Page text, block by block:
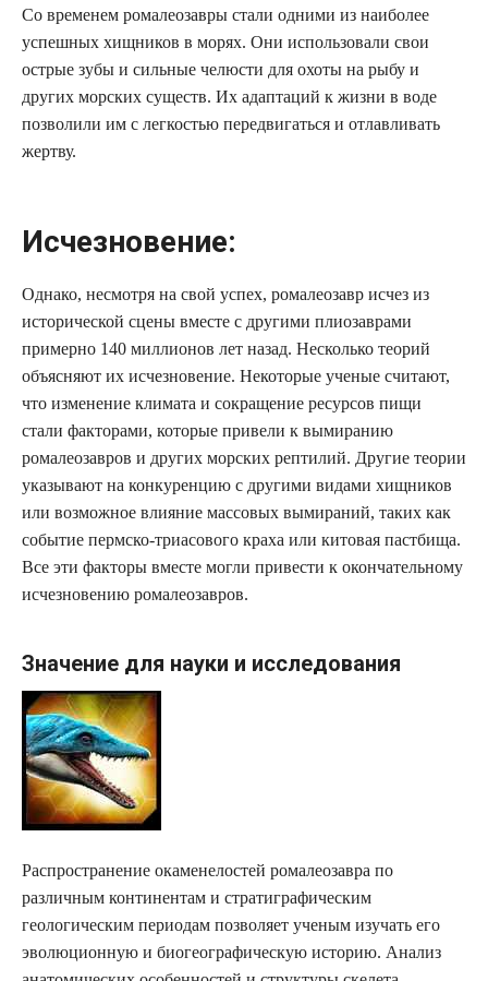
Со временем ромалеозавры стали одними из наиболее
успешных хищников в морях. Они использовали свои
острые зубы и сильные челюсти для охоты на рыбу и
других морских существ. Их адаптаций к жизни в воде
позволили им с легкостью передвигаться и отлавливать
жертву.
Исчезновение:
Однако, несмотря на свой успех, ромалеозавр исчез из
исторической сцены вместе с другими плиозаврами
примерно 140 миллионов лет назад. Несколько теорий
объясняют их исчезновение. Некоторые ученые считают,
что изменение климата и сокращение ресурсов пищи
стали факторами, которые привели к вымиранию
ромалеозавров и других морских рептилий. Другие теории
указывают на конкуренцию с другими видами хищников
или возможное влияние массовых вымираний, таких как
событие пермско-триасового краха или китовая пастбища.
Все эти факторы вместе могли привести к окончательному
исчезновению ромалеозавров.
Значение для науки и исследования
Распространение окаменелостей ромалеозавра по
различным континентам и стратиграфическим
геологическим периодам позволяет ученым изучать его
эволюционную и биогеографическую историю. Анализ